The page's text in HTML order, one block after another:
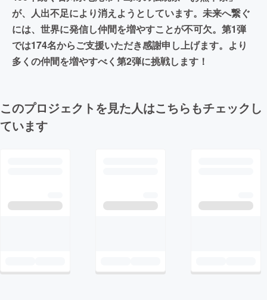
が、人出不足により消えようとしています。未来へ繋ぐ
には、世界に発信し仲間を増やすことが不可欠。第1弾
では174名からご支援いただき感謝申し上げます。より
多くの仲間を増やすべく第2弾に挑戦します！
このプロジェクトを見た人はこちらもチェックし
ています